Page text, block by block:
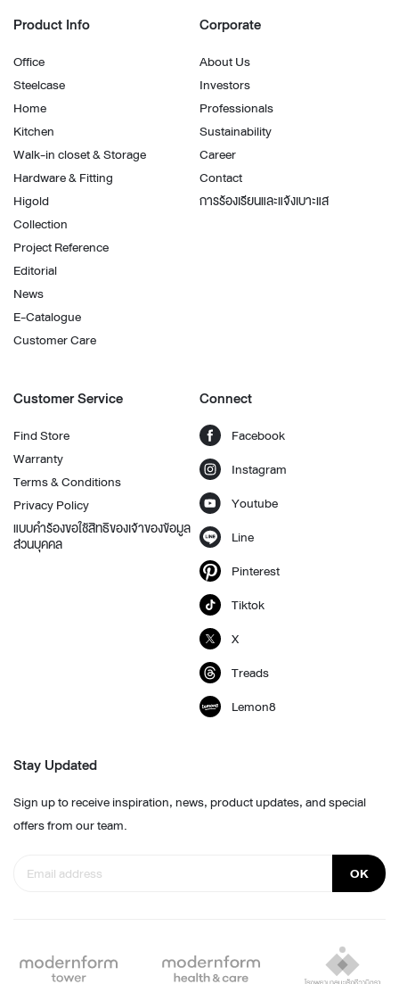
Product Info
Office
Steelcase
Home
Kitchen
Walk-in closet & Storage
Hardware & Fitting
Higold
Collection
Project Reference
Editorial
News
E-Catalogue
Customer Care
Corporate
About Us
Investors
Professionals
Sustainability
Career
Contact
การร้องเรียนและแจ้งเบาะแส
Customer Service
Find Store
Warranty
Terms & Conditions
Privacy Policy
แบบคำร้องขอใช้สิทธิของเจ้าของข้อมูล
ส่วนบุคคล
Connect
Facebook
Instagram
Youtube
Line
Pinterest
Tiktok
X
Treads
Lemon8
Stay Updated
Sign up to receive inspiration, news, product updates, and special
offers from our team.
OK